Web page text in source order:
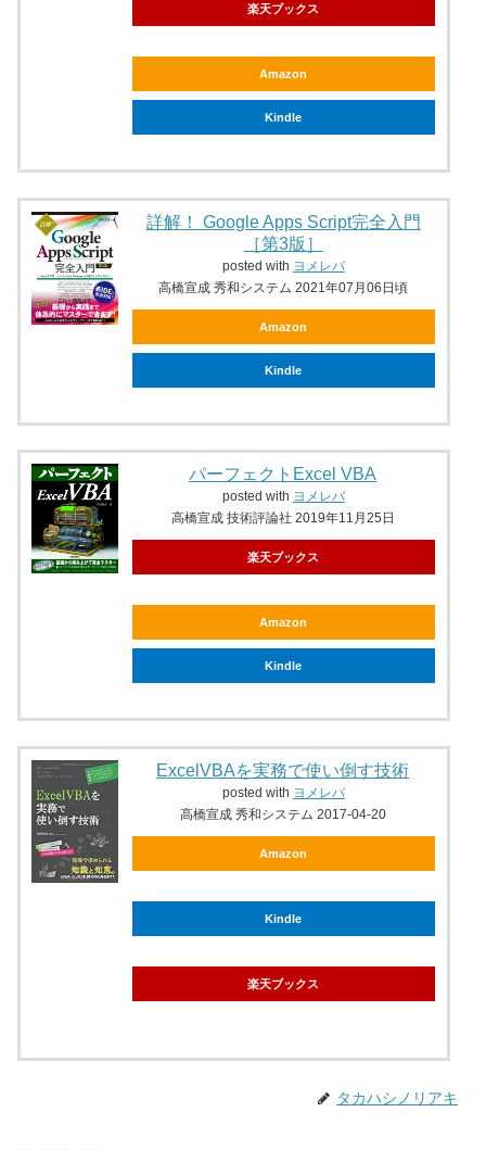
楽天ブックス
Amazon
Kindle
詳解！ Google Apps Script完全入門
［第3版］
posted with ヨメレバ
高橋宣成 秀和システム 2021年07月06日頃
Amazon
Kindle
パーフェクトExcel VBA
posted with ヨメレバ
高橋宣成 技術評論社 2019年11月25日
楽天ブックス
Amazon
Kindle
ExcelVBAを実務で使い倒す技術
posted with ヨメレバ
高橋宣成 秀和システム 2017-04-20
Amazon
Kindle
楽天ブックス
タカハシノリアキ